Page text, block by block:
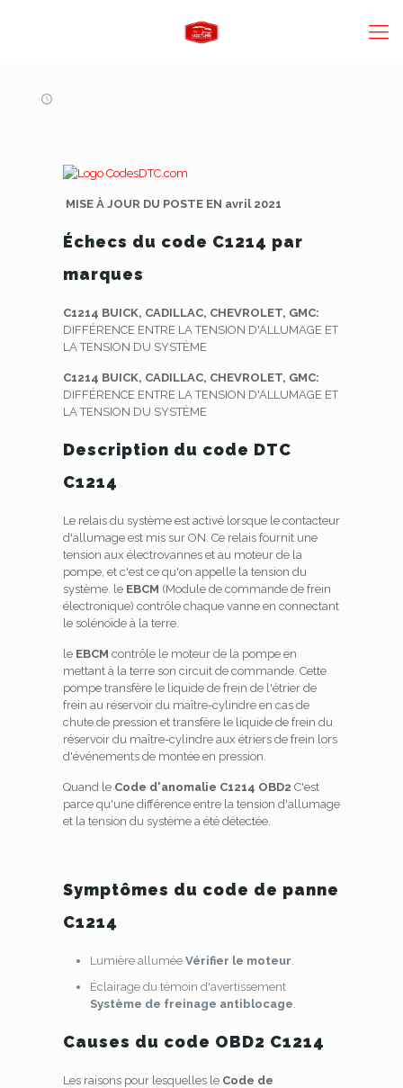
MISE À JOUR DU POSTE EN avril 2021
Échecs du code C1214 par
marques
C1214 BUICK, CADILLAC, CHEVROLET, GMC:
DIFFÉRENCE ENTRE LA TENSION D'ALLUMAGE ET
LA TENSION DU SYSTÈME
C1214 BUICK, CADILLAC, CHEVROLET, GMC:
DIFFÉRENCE ENTRE LA TENSION D'ALLUMAGE ET
LA TENSION DU SYSTÈME
Description du code DTC
C1214
Le relais du système est activé lorsque le contacteur
d'allumage est mis sur ON. Ce relais fournit une
tension aux électrovannes et au moteur de la
pompe, et c'est ce qu'on appelle la tension du
système. le EBCM (Module de commande de frein
électronique) contrôle chaque vanne en connectant
le solénoïde à la terre.
le EBCM contrôle le moteur de la pompe en
mettant à la terre son circuit de commande. Cette
pompe transfère le liquide de frein de l'étrier de
frein au réservoir du maître-cylindre en cas de
chute de pression et transfère le liquide de frein du
réservoir du maître-cylindre aux étriers de frein lors
d'événements de montée en pression.
Quand le Code d'anomalie C1214 OBD2 C'est
parce qu'une différence entre la tension d'allumage
et la tension du système a été détectée.
Symptômes du code de panne
C1214
Lumière allumée Vérifier le moteur.
Éclairage du témoin d'avertissement
Système de freinage antiblocage.
Causes du code OBD2 C1214
Les raisons pour lesquelles le Code de